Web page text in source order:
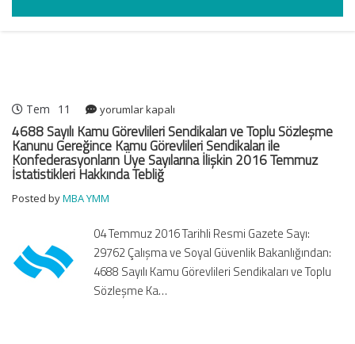
Tem 11
4688
Sayılı
Kamu
Görevlileri
Sendikaları
ve
Kanunu
Gereğince
Kamu
Görevlileri
yorumlar kapalı
4688 Sayılı Kamu Görevlileri Sendikaları ve Toplu Sözleşme
Kanunu Gereğince Kamu Görevlileri Sendikaları ile
Konfederasyonların Üye Sayılarına İlişkin 2016 Temmuz
İstatistikleri Hakkında Tebliğ
Posted byMBA YMM
04 Temmuz 2016 Tarihli Resmi Gazete Sayı:
29762 Çalışma ve Soyal Güvenlik Bakanlığından:
4688 Sayılı Kamu Görevlileri Sendikaları ve Toplu
Sözleşme Ka…